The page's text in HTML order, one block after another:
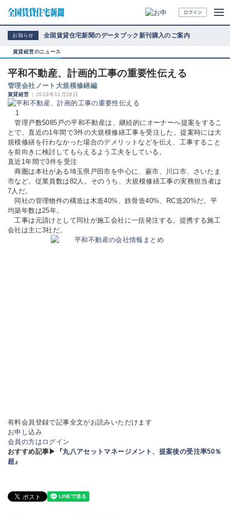
お知らせ 全国賃貸住宅新聞のデータブック新刊購入のご案内
賃貸経営のニュース
平和不動産、計画的工事の重要性伝える
管理会社ノート大規模修繕編
賃貸経営 | 2023年11月28日
1
管理戸数5085戸の平和不動産は、継続的にオーナーへ提案をするこ
とで、直近の1年間で3件の大規模修繕工事を受注した。提案時には大
規模修繕を行わなかった場合のデメリットなどを伝え、工事すること
を前向きに検討してもらえるよう工夫をしている。
直近1年間で3件を受注
商圏は本社がある埼玉県戸田市を中心に、蕨市、川口市、さいたま
市など。従業員数は82人。そのうち、大規模修繕工事の実務担当者は
7人だ。
同社の管理物件の構造は木造40%、鉄骨造40%、RC造20%だ。平
均築年数は25年。
工事は元請けとして同社が施工会社に一括発注する。提携する施工
会社は主に3社だ。
有料会員登録で記事全文がお読みいただけます
お申し込み
会員の方はログイン
おすすめ記事▶
『丸八アセットマネージメント、提案後の受注率50％
超』